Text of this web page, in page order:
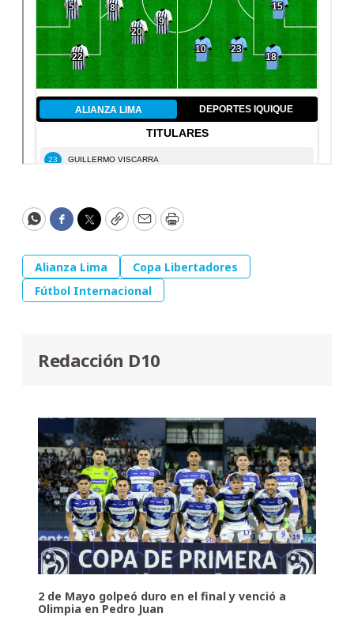
WhatsApp
Facebook
Twitter
CopyEmailPrint
Alianza Lima
Copa Libertadores
Fútbol Internacional
Redacción D10
2 de Mayo golpeó duro en el final y venció a
Olimpia en Pedro Juan